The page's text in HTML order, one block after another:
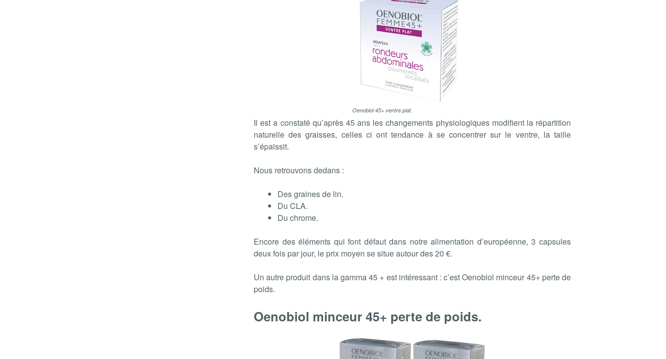
Oenobiol 45+ ventre plat.
Il est a constaté qu’après 45 ans les changements physiologiques modifient la répartition
naturelle des graisses, celles ci ont tendance à se concentrer sur le ventre, la taille
s’épaissit.
Nous retrouvons dedans :
Des graines de lin.
Du CLA.
Du chrome.
Encore des éléments qui font défaut dans notre alimentation d’européenne, 3 capsules
deux fois par jour, le prix moyen se situe autour des 20 €.
Un autre produit dans la gamma 45 + est intéressant : c’est Oenobiol minceur 45+ perte de
poids.
Oenobiol minceur 45+ perte de poids.